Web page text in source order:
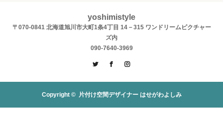
yoshimistyle
〒070-0841 北海道旭川市大町1条4丁目 14－315 ワンドリームピクチャー
ズ内
090-7640-3969
Twitter Facebook
Copyright © 片付け空間デザイナー はせがわよしみ